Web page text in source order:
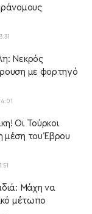
Νεκρός
με φορτηγό
Οι Τούρκοι
μέση του Έβρου
Μάχη να
μέτωπο